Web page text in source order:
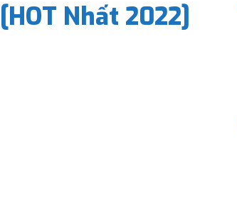
Nhất 2022]